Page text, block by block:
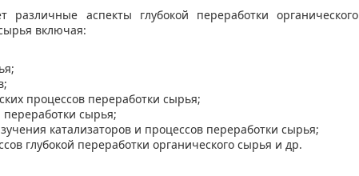
различные аспекты глубокой переработки органического
включая:
процессов переработки сырья;
сырья;
катализаторов и процессов переработки сырья;
глубокой переработки органического сырья и др.​